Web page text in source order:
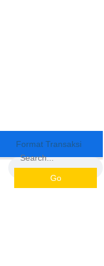
Format Transaksi